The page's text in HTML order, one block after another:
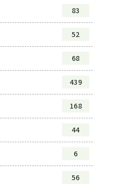
83
52
68
439
168
44
6
56